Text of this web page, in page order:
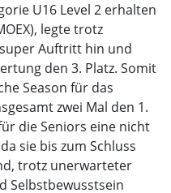
U16 Level 2 erhalten
legte trotz
Auftritt hin und
den 3. Platz. Somit
Season für das
zwei Mal den 1.
die Seniors eine nicht
sie bis zum Schluss
trotz unerwarteter
Selbstbewusstsein